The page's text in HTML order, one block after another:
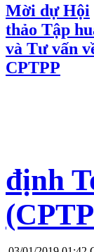
Mời dự Hội
thảo Tập
và Tư vấn
CPTPP
định